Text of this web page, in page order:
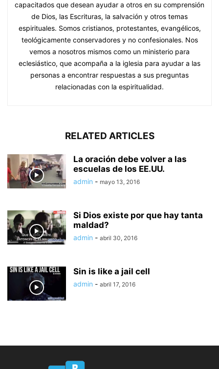
capacitados que desean ayudar a otros en su comprensión
de Dios, las Escrituras, la salvación y otros temas
espirituales. Somos cristianos, protestantes, evangélicos,
teológicamente conservadores y no confesionales. Nos
vemos a nosotros mismos como un ministerio para
eclesiástico, que acompaña a la iglesia para ayudar a las
personas a encontrar respuestas a sus preguntas
relacionadas con la espiritualidad.
RELATED ARTICLES
La oración debe volver a las
escuelas de los EE.UU.
admin - mayo 13, 2016
Si Dios existe por que hay tanta
maldad?
admin - abril 30, 2016
Sin is like a jail cell
admin - abril 17, 2016